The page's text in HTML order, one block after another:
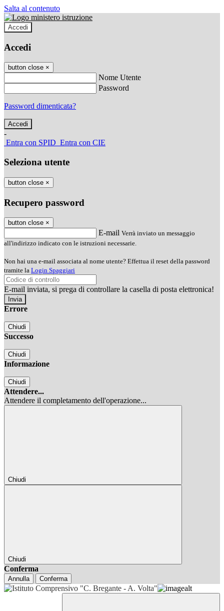
Salta al contenuto
Accedi
Accedi
button close ×
Nome Utente
Password
Password dimenticata?
-
Entra con SPID Entra con CIE
Seleziona utente
button close ×
Recupero password
button close ×
E-mail Verrà inviato un messaggio
all'indirizzo indicato con le istruzioni necessarie.
Non hai una e-mail associata al nome utente? Effettua il reset della password
tramite la Login Spaggiari
E-mail inviata, si prega di controllare la casella di posta elettronica!
Errore
Chiudi
Successo
Chiudi
Informazione
Chiudi
Attendere...
Attendere il completamento dell'operazione...
Chiudi
Chiudi
Conferma
Annulla Conferma